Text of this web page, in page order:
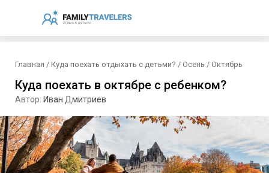
Главная / Куда поехать отдыхать с детьми? / Осень / Октябрь
Куда поехать в октябре с ребенком?
Автор: Иван Дмитриев